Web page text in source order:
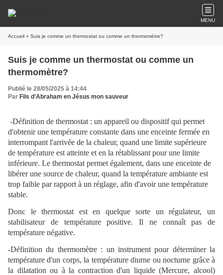
MENU
Accueil » Suis je comme un thermostat ou comme un thermomètre?
Suis je comme un thermostat ou comme un
thermomètre?
Publié le 28/05/2025 à 14:44
Par Fils d'Abraham en Jésus mon sauveur
-Définition de thermostat : un appareil ou dispositif qui permet
d'obtenir une température constante dans une enceinte fermée en
interrompant l'arrivée de la chaleur, quand une limite supérieure
de température est atteinte et en la rétablissant pour une limite
inférieure. Le thermostat permet également, dans une enceinte de
libérer une source de chaleur, quand la température ambiante est
trop faible par rapport à un réglage, afin d'avoir une température
stable.
Donc le thermostat est en quelque sorte un régulateur, un
stabilisateur de température positive. Il ne connaît pas de
température négative.
-Définition du thermomètre : un instrument pour déterminer la
température d'un corps, la température diurne ou nocturne grâce à
la dilatation ou à la contraction d'un liquide (Mercure, alcool)